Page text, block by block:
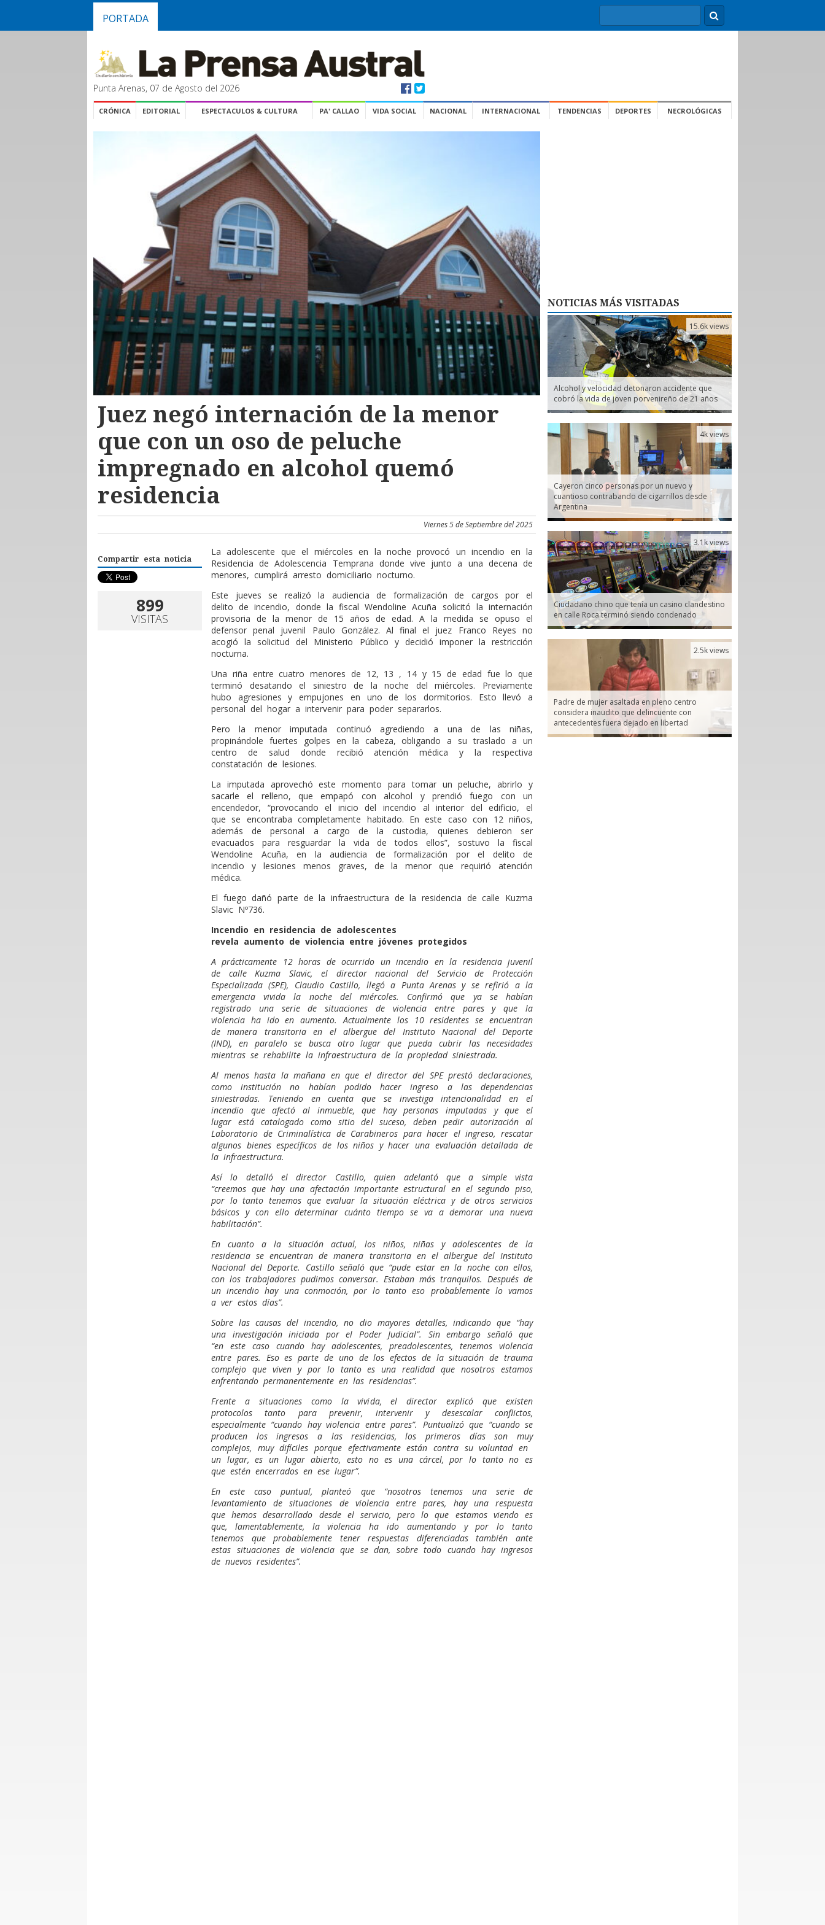
PORTADA
Punta Arenas, 07 de Agosto del 2026
CRÓNICA EDITORIAL ESPECTACULOS & CULTURA PA' CALLAO VIDA SOCIAL NACIONAL INTERNACIONAL TENDENCIAS DEPORTES NECROLÓGICAS
Juez negó internación de la menor
que con un oso de peluche
impregnado en alcohol quemó
residencia
Viernes 5 de Septiembre del 2025
Compartir esta noticia
899
VISITAS
La adolescente que el miércoles en la noche provocó un incendio en la
Residencia de Adolescencia Temprana donde vive junto a una decena de
menores, cumplirá arresto domiciliario nocturno.
Este jueves se realizó la audiencia de formalización de cargos por el
delito de incendio, donde la fiscal Wendoline Acuña solicitó la internación
provisoria de la menor de 15 años de edad. A la medida se opuso el
defensor penal juvenil Paulo González. Al final el juez Franco Reyes no
acogió la solicitud del Ministerio Público y decidió imponer la restricción
nocturna.
Una riña entre cuatro menores de 12, 13 , 14 y 15 de edad fue lo que
terminó desatando el siniestro de la noche del miércoles. Previamente
hubo agresiones y empujones en uno de los dormitorios. Esto llevó a
personal del hogar a intervenir para poder separarlos.
Pero la menor imputada continuó agrediendo a una de las niñas,
propinándole fuertes golpes en la cabeza, obligando a su traslado a un
centro de salud donde recibió atención médica y la respectiva
constatación de lesiones.
La imputada aprovechó este momento para tomar un peluche, abrirlo y
sacarle el relleno, que empapó con alcohol y prendió fuego con un
encendedor, “provocando el inicio del incendio al interior del edificio, el
que se encontraba completamente habitado. En este caso con 12 niños,
además de personal a cargo de la custodia, quienes debieron ser
evacuados para resguardar la vida de todos ellos”, sostuvo la fiscal
Wendoline Acuña, en la audiencia de formalización por el delito de
incendio y lesiones menos graves, de la menor que requirió atención
médica.
El fuego dañó parte de la infraestructura de la residencia de calle Kuzma
Slavic Nº736.
Incendio en residencia de adolescentes
revela aumento de violencia entre jóvenes protegidos
A prácticamente 12 horas de ocurrido un incendio en la residencia juvenil
de calle Kuzma Slavic, el director nacional del Servicio de Protección
Especializada (SPE), Claudio Castillo, llegó a Punta Arenas y se refirió a la
emergencia vivida la noche del miércoles. Confirmó que ya se habían
registrado una serie de situaciones de violencia entre pares y que la
violencia ha ido en aumento. Actualmente los 10 residentes se encuentran
de manera transitoria en el albergue del Instituto Nacional del Deporte
(IND), en paralelo se busca otro lugar que pueda cubrir las necesidades
mientras se rehabilite la infraestructura de la propiedad siniestrada.
Al menos hasta la mañana en que el director del SPE prestó declaraciones,
como institución no habían podido hacer ingreso a las dependencias
siniestradas. Teniendo en cuenta que se investiga intencionalidad en el
incendio que afectó al inmueble, que hay personas imputadas y que el
lugar está catalogado como sitio del suceso, deben pedir autorización al
Laboratorio de Criminalística de Carabineros para hacer el ingreso, rescatar
algunos bienes específicos de los niños y hacer una evaluación detallada de
la infraestructura.
Así lo detalló el director Castillo, quien adelantó que a simple vista
“creemos que hay una afectación importante estructural en el segundo piso,
por lo tanto tenemos que evaluar la situación eléctrica y de otros servicios
básicos y con ello determinar cuánto tiempo se va a demorar una nueva
habilitación”.
En cuanto a la situación actual, los niños, niñas y adolescentes de la
residencia se encuentran de manera transitoria en el albergue del Instituto
Nacional del Deporte. Castillo señaló que “pude estar en la noche con ellos,
con los trabajadores pudimos conversar. Estaban más tranquilos. Después de
un incendio hay una conmoción, por lo tanto eso probablemente lo vamos
a ver estos días”.
Sobre las causas del incendio, no dio mayores detalles, indicando que “hay
una investigación iniciada por el Poder Judicial”. Sin embargo señaló que
“en este caso cuando hay adolescentes, preadolescentes, tenemos violencia
entre pares. Eso es parte de uno de los efectos de la situación de trauma
complejo que viven y por lo tanto es una realidad que nosotros estamos
enfrentando permanentemente en las residencias”.
Frente a situaciones como la vivida, el director explicó que existen
protocolos tanto para prevenir, intervenir y desescalar conflictos,
especialmente “cuando hay violencia entre pares”. Puntualizó que “cuando se
producen los ingresos a las residencias, los primeros días son muy
complejos, muy difíciles porque efectivamente están contra su voluntad en
un lugar, es un lugar abierto, esto no es una cárcel, por lo tanto no es
que estén encerrados en ese lugar”.
En este caso puntual, planteó que “nosotros tenemos una serie de
levantamiento de situaciones de violencia entre pares, hay una respuesta
que hemos desarrollado desde el servicio, pero lo que estamos viendo es
que, lamentablemente, la violencia ha ido aumentando y por lo tanto
tenemos que probablemente tener respuestas diferenciadas también ante
estas situaciones de violencia que se dan, sobre todo cuando hay ingresos
de nuevos residentes”.
NOTICIAS MÁS VISITADAS
Alcohol y velocidad detonaron accidente que
cobró la vida de joven porvenireño de 21 años
15.6k views
Cayeron cinco personas por un nuevo y
cuantioso contrabando de cigarrillos desde
Argentina
4k views
Ciudadano chino que tenía un casino clandestino
en calle Roca terminó siendo condenado
3.1k views
Padre de mujer asaltada en pleno centro
considera inaudito que delincuente con
antecedentes fuera dejado en libertad
2.5k views